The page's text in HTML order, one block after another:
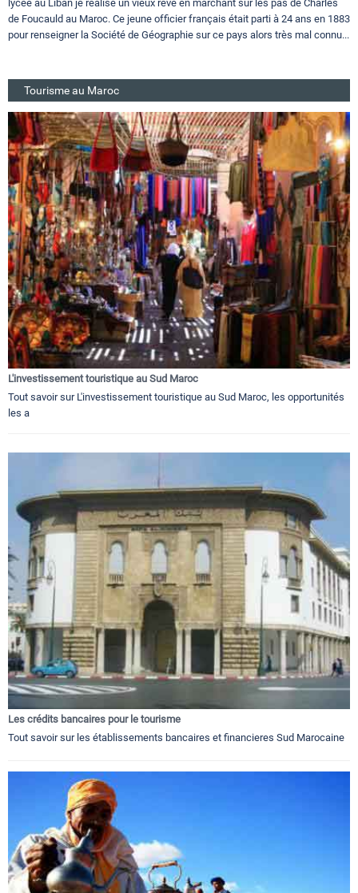
lycée au Liban je réalise un vieux rêve en marchant sur les pas de Charles
de Foucauld au Maroc. Ce jeune officier français était parti à 24 ans en 1883
pour renseigner la Société de Géographie sur ce pays alors très mal connu...
Tourisme au Maroc
L'investissement touristique au Sud Maroc
Tout savoir sur L'investissement touristique au Sud Maroc, les opportunités
les a
Les crédits bancaires pour le tourisme
Tout savoir sur les établissements bancaires et financieres Sud Marocaine